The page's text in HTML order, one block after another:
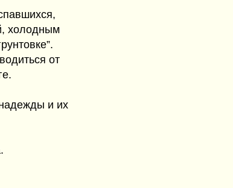
холодным
от
и их